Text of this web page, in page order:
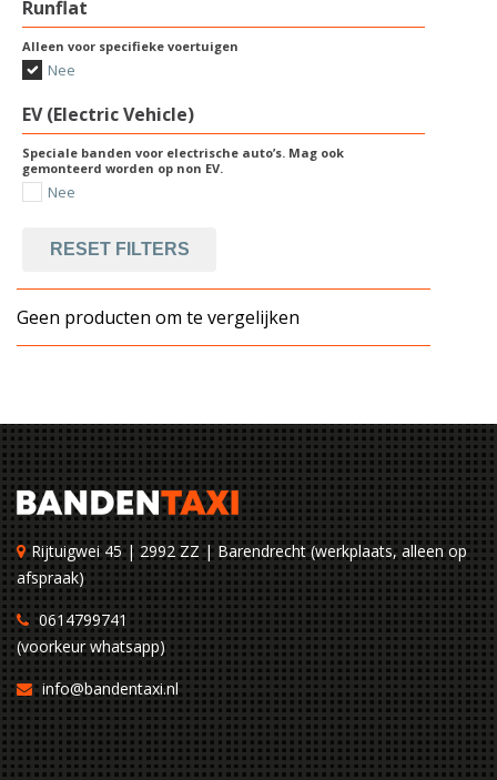
Runflat
Alleen voor specifieke voertuigen
Nee
EV (Electric Vehicle)
Speciale banden voor electrische auto’s. Mag ook
gemonteerd worden op non EV.
Nee
RESET FILTERS
Geen producten om te vergelijken
Rijtuigwei 45 | 2992 ZZ | Barendrecht (werkplaats, alleen op
afspraak)
0614799741
(voorkeur whatsapp)
info@bandentaxi.nl